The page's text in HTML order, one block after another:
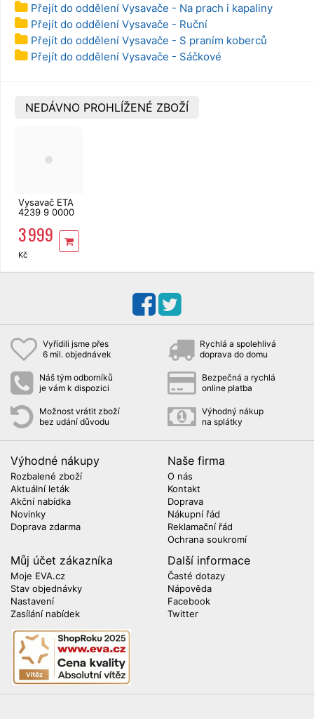
Přejít do oddělení Vysavače - Na prach i kapaliny
Přejít do oddělení Vysavače - Ruční
Přejít do oddělení Vysavače - S praním koberců
Přejít do oddělení Vysavače - Sáčkové
NEDÁVNO PROHLÍŽENÉ ZBOŽÍ
Vysavač ETA
4239 9 0000
3 999
Kč
Vyřídili jsme přes
6 mil. objednávek
Rychlá a spolehlivá
doprava do domu
Náš tým odborníků
je vám k dispozici
Bezpečná a rychlá
online platba
Možnost vrátit zboží
bez udání důvodu
Výhodný nákup
na splátky
Výhodné nákupy
Rozbalené zboží
Aktuální leták
Akční nabídka
Novinky
Doprava zdarma
Naše firma
O nás
Kontakt
Doprava
Nákupní řád
Reklamační řád
Ochrana soukromí
Můj účet zákazníka
Moje EVA.cz
Stav objednávky
Nastavení
Zasílání nabídek
Další informace
Časté dotazy
Nápověda
Facebook
Twitter